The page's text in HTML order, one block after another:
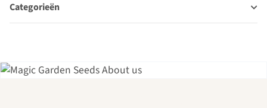
Categorieën